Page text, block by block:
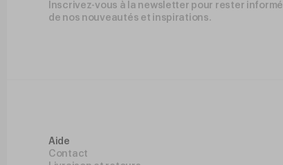
Inscrivez-vous à la newsletter pour rester informé
de nos nouveautés et inspirations.
Aide
Contact